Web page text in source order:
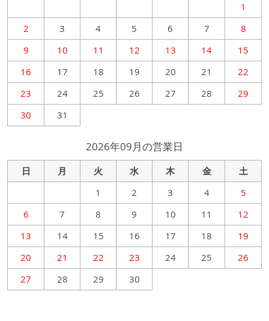
1
2
3 4 5 6 7
8
9
10 11 12 13 14
15
16
17 18 19 20 21
22
23
24 25 26 27 28
29
30
31
2026年09月の営業日
日 月 火 水 木 金 土
1 2 3 4
5
6
7 8 9 10 11
12
13
14 15 16 17 18
19
20
21 22 23 24 25
26
27
28 29 30